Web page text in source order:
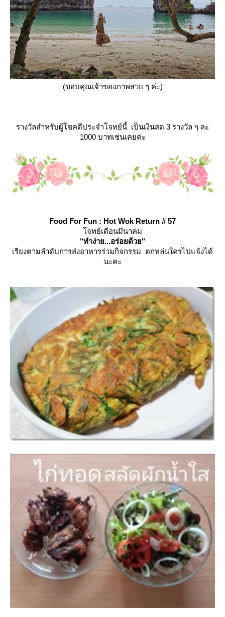
(ขอบคุณเจ้าของภาพสวย ๆ ค่ะ)
รางวัลสำหรับผู้โชคดีประจำโจทย์นี้ เป็นเงินสด 3 รางวัล ๆ ละ
1000 บาทเช่นเคยค่ะ
Food For Fun : Hot Wok Return # 57
จทย์เดือนมีนาคม
"ทำง่าย...อร่อยด้วย"
เรียงตามลำดับการส่งอาหารร่วมกิจกรรม ตกหล่นใครไปแจ้งได้
นะคะ